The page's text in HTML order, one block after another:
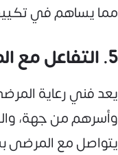
مما يساهم في
5. التفاعل مع المرضى وأسرهم
يعد فني رعاية
وأسرهم من جهة،
يتواصل مع المرضى